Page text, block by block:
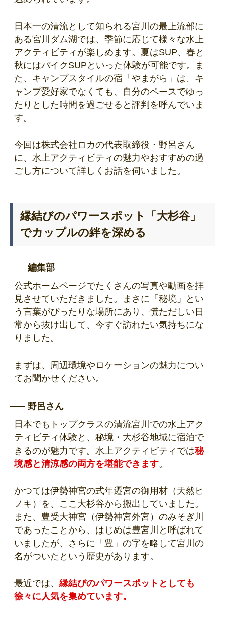
日本一の清流として知られる宮川の最上流部に
ある宮川ダム湖では、季節に応じて様々な水上
アクティビティが楽しめます。夏はSUP、春と
秋にはバイクSUPといった体験が可能です。ま
た、キャンプスタイルの宿「やまがら」は、キ
ャンプ愛好家でなくても、自分のペースでゆっ
たりとした時間を過ごせると評判を呼んでいま
す。
今回は株式会社ロカの代表取締役・野呂さん
に、水上アクティビティの魅力やおすすめの過
ごし方について詳しくお話を伺いました。
縁結びのパワースポット「大杉谷」
でカップルの絆を深める
編集部
公式ホームページでたくさんの写真や動画を拝
見させていただきました。まさに「秘境」とい
う言葉がぴったりな場所にあり、慌ただしい日
常から抜け出して、今すぐ訪れたい気持ちにな
りました。
まずは、周辺環境やロケーションの魅力につい
てお聞かせください。
野呂さん
日本でもトップクラスの清流宮川での水上アク
ティビティ体験と、秘境・大杉谷地域に宿泊で
きるのが魅力です。水上アクティビティでは秘
境感と清涼感の両方を堪能できます。
かつては伊勢神宮の式年遷宮の御用材（天然ヒ
ノキ）を、ここ大杉谷から搬出していました。
また、豊受大神宮（伊勢神宮外宮）のみそぎ川
であったことから、はじめは豊宮川と呼ばれて
いましたが、さらに「豊」の字を略して宮川の
名がついたという歴史があります。
最近では、 縁結びのパワースポットとしても
徐々に人気を集めています。